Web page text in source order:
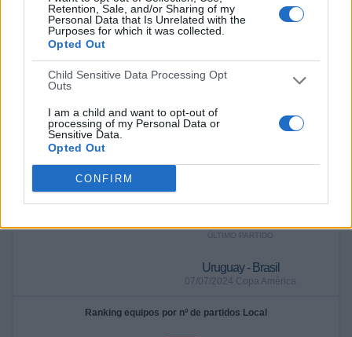
Retention, Sale, and/or Sharing of my
Personal Data that Is Unrelated with the
Purposes for which it was collected.
Opted Out
Child Sensitive Data Processing Opt
Outs
I am a child and want to opt-out of
processing of my Personal Data or
Sensitive Data.
Opted Out
CONFIRM
EQUIPOS TELEVISADOS
1
DEPORTES TELEVISADOS
Canadá
Jamaica
Bolivia
1 (20%)
Costa Rica
ÚLTIMO PARTIDO
Uruguay - Brasil
07/07/2024 Copa América
Ranking equipos por nº de partidos Local